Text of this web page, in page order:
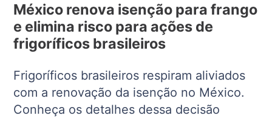
México renova isenção para frango
e elimina risco para ações de
frigoríficos brasileiros
Frigoríficos brasileiros respiram aliviados
com a renovação da isenção no México.
Conheça os detalhes dessa decisão